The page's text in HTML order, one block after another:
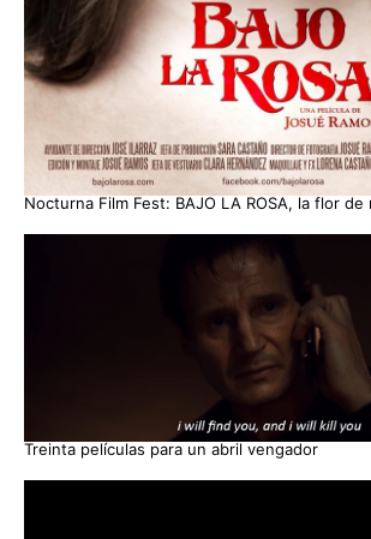
Nocturna Film Fest: BAJO LA ROSA, la flor de
Treinta películas para un abril vengador